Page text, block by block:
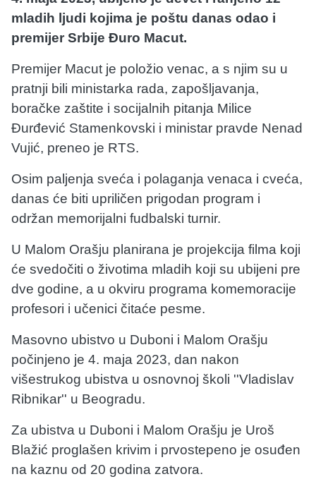
mladih ljudi kojima je poštu danas odao i
premijer Srbije Đuro Macut.
Premijer Macut je položio venac, a s njim su u
pratnji bili ministarka rada, zapošljavanja,
boračke zaštite i socijalnih pitanja Milice
Đurđević Stamenkovski i ministar pravde Nenad
Vujić, preneo je RTS.
Osim paljenja sveća i polaganja venaca i cveća,
danas će biti upriličen prigodan program i
održan memorijalni fudbalski turnir.
U Malom Orašju planirana je projekcija filma koji
će svedočiti o životima mladih koji su ubijeni pre
dve godine, a u okviru programa komemoracije
profesori i učenici čitaće pesme.
Masovno ubistvo u Duboni i Malom Orašju
počinjeno je 4. maja 2023, dan nakon
višestrukog ubistva u osnovnoj školi ''Vladislav
Ribnikar'' u Beogradu.
Za ubistva u Duboni i Malom Orašju je Uroš
Blažić proglašen krivim i prvostepeno je osuđen
na kaznu od 20 godina zatvora.